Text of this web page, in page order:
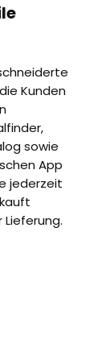
Kunden
sowie
App
jederzeit